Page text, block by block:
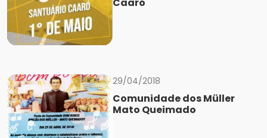
29/04/2018
Comunidade dos Müller
Mato Queimado